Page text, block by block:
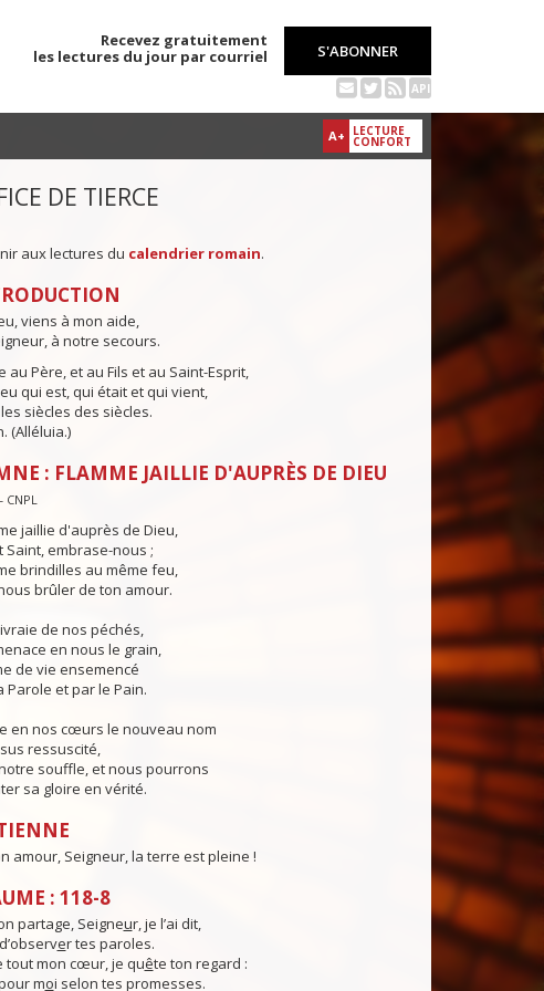
Recevez gratuitement
les lectures du jour par courriel
S'ABONNER
API
A+ LECTURE
CONFORT
DE TIERCE
aux lectures du calendrier romain.
viens à mon aide,
à notre secours.
au Père, et au Fils et au Saint-Esprit,
qui est, qui était et qui vient,
siècles des siècles.
(Alléluia.)
: FLAMME JAILLIE D'AUPRÈS DE DIEU
CNPL
jaillie d'auprès de Dieu,
Saint, embrase-nous ;
brindilles au même feu,
brûler de ton amour.
de nos péchés,
en nous le grain,
de vie ensemencé
Parole et par le Pain.
en nos cœurs le nouveau nom
ressuscité,
souffle, et nous pourrons
sa gloire en vérité.
amour, Seigneur, la terre est pleine !
: 118-8
partage, Seigneur, je l’ai dit,
er tes paroles.
tout mon cœur, je quête ton regard :
moi selon tes promesses.